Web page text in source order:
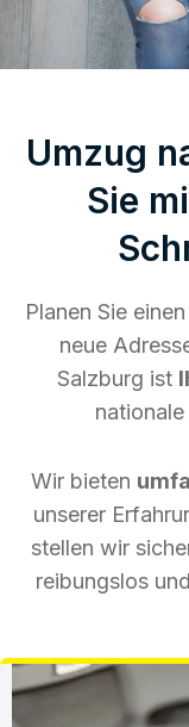
Umzug
Sie
Planen Sie
neue
Salzburg ist
Wir bieten
unserer
stellen wir
reibungslos